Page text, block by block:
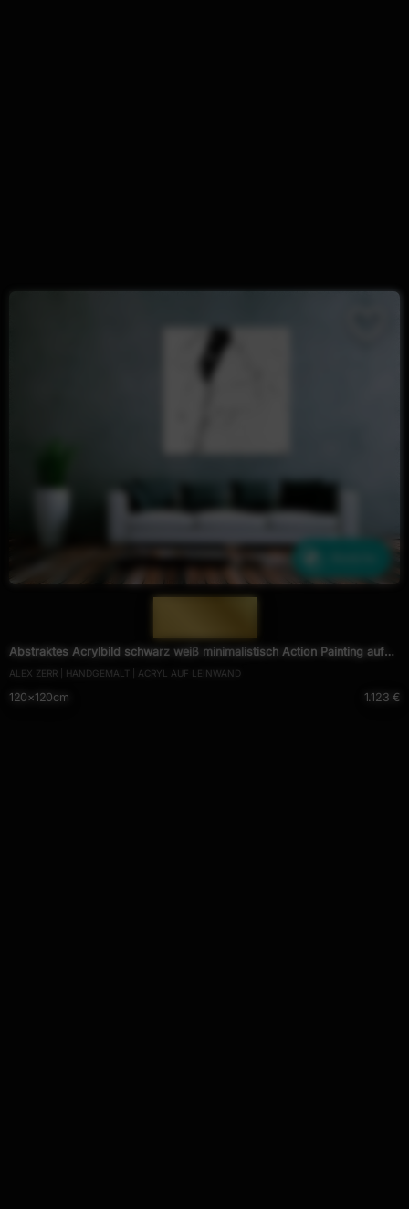
Abstraktes Acrylbild schwarz weiß minimalistisch Action Painting auf
Leinwand handgemalt
ALEX ZERR | HANDGEMALT | ACRYL AUF LEINWAND
120×120cm 1.123 €